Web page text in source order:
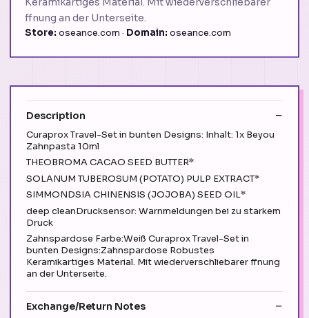
ffnung an der Unterseite.
Store: oseance.com · Domain: oseance.com
Description
Curaprox Travel-Set in bunten Designs: Inhalt: 1x Beyou
Zahnpasta 10ml
THEOBROMA CACAO SEED BUTTER*
SOLANUM TUBEROSUM (POTATO) PULP EXTRACT*
SIMMONDSIA CHINENSIS (JOJOBA) SEED OIL*
deep cleanDrucksensor: Warnmeldungen bei zu starkem
Druck
Zahnspardose Farbe:Weiß Curaprox Travel-Set in
bunten Designs:Zahnspardose Robustes
Keramikartiges Material. Mit wiederverschliebarer ffnung
an der Unterseite.
Exchange/Return Notes